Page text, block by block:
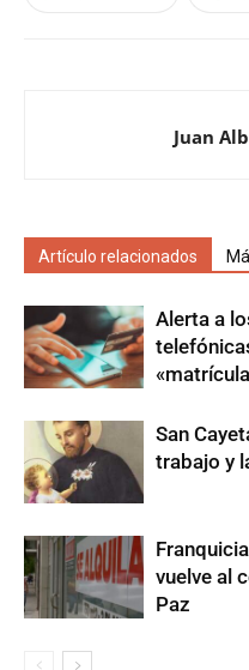
Juan
Artículo relacionados
Alerta a
San
trabajo y
vuelve al
Paz